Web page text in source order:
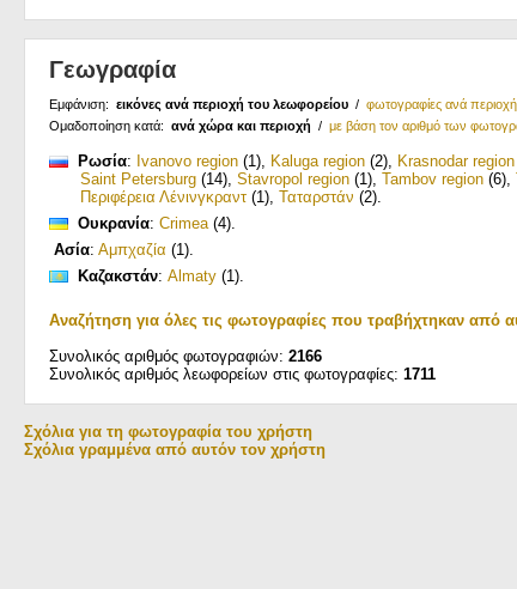
Γεωγραφία
Εμφάνιση: εικόνες ανά περιοχή του λεωφορείου / φωτογραφίες ανά
Ομαδοποίηση κατά: ανά χώρα και περιοχή / με βάση τον αριθμό των
Ρωσία: Ivanovo region (1), Kaluga region (2), Krasnodar region
Saint Petersburg (14), Stavropol region (1), Tambov region (6),
Περιφέρεια Λένινγκραντ (1), Ταταρστάν (2).
Ουκρανία: Crimea(4).
Ασία: Αμπχαζία (1).
Καζακστάν: Almaty (1).
Αναζήτηση για όλες τις φωτογραφίες που τραβήχτηκαν από
Συνολικός αριθμός φωτογραφιών: 2166
Συνολικός αριθμός λεωφορείων στις φωτογραφίες: 1711
Σχόλια για τη φωτογραφία του χρήστη
Σχόλια γραμμένα από αυτόν τον χρήστη